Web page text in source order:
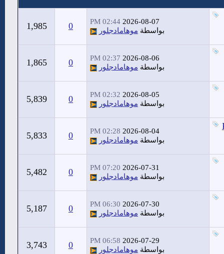
2026-08-07
02:44 PM
بواسطة موهامادجلور 0
1,985
2026-08-06
02:37 PM
بواسطة موهامادجلور 0
1,865
2026-08-05
02:32 PM
بواسطة موهامادجلور 0
5,839
2026-08-04
02:28 PM
بواسطة موهامادجلور 0
5,833
2026-07-31
07:20 PM
بواسطة موهامادجلور 0
5,482
2026-07-30
06:30 PM
بواسطة موهامادجلور 0
5,187
2026-07-29
06:58 PM
بواسطة موهامادجلور 0
3,743